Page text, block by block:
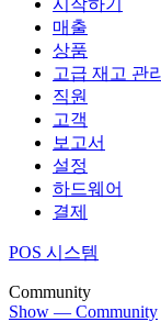
매출
상품
고급 재고 관리
직원
고객
보고서
설정
하드웨어
결제
POS 시스템
Community
Show — Community